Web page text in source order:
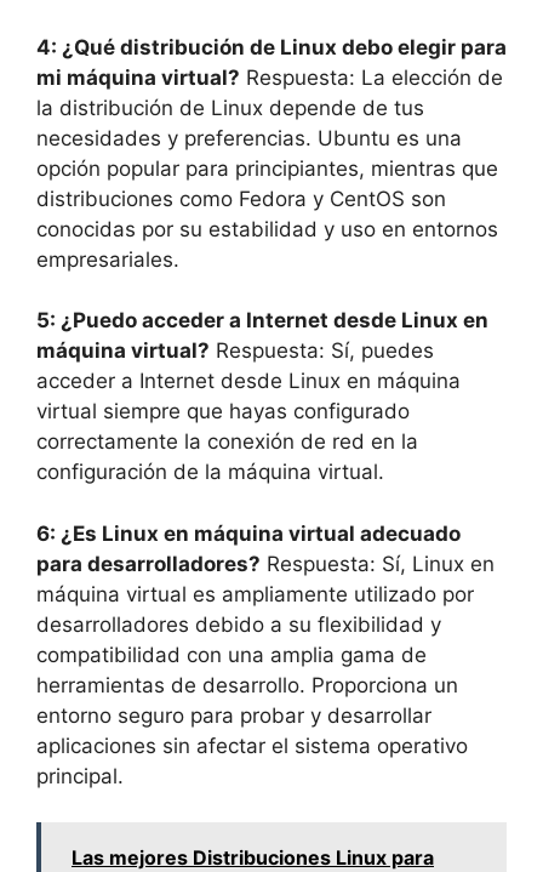
4: ¿Qué distribución de Linux debo elegir para
mi máquina virtual? Respuesta: La elección de
la distribución de Linux depende de tus
necesidades y preferencias. Ubuntu es una
opción popular para principiantes, mientras que
distribuciones como Fedora y CentOS son
conocidas por su estabilidad y uso en entornos
empresariales.
5: ¿Puedo acceder a Internet desde Linux en
máquina virtual? Respuesta: Sí, puedes
acceder a Internet desde Linux en máquina
virtual siempre que hayas configurado
correctamente la conexión de red en la
configuración de la máquina virtual.
6: ¿Es Linux en máquina virtual adecuado
para desarrolladores? Respuesta: Sí, Linux en
máquina virtual es ampliamente utilizado por
desarrolladores debido a su flexibilidad y
compatibilidad con una amplia gama de
herramientas de desarrollo. Proporciona un
entorno seguro para probar y desarrollar
aplicaciones sin afectar el sistema operativo
principal.
Las mejores Distribuciones Linux para